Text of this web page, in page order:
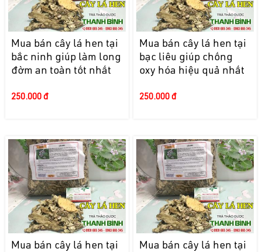
Mua bán cây lá hen tại
bắc ninh giúp làm long
đờm an toàn tốt nhất
250.000 đ
Mua bán cây lá hen tại
bạc liêu giúp chống
oxy hóa hiệu quả nhất
250.000 đ
Mua bán cây lá hen tại
Mua bán cây lá hen tại